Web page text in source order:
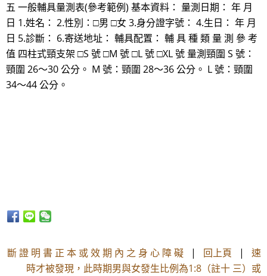
五 一般輔具量測表(參考範例) 基本資料： 量測日期： 年 月
日 1.姓名： 2.性別：□男 □女 3.身分證字號： 4.生日： 年 月
日 5.診斷： 6.寄送地址： 輔具配置： 輔 具 種 類 量 測 參 考
值 四柱式頸支架 □S 號 □M 號 □L 號 □XL 號 量測頸圍 S 號：
頸圍 26～30 公分。 M 號：頸圍 28～36 公分。 L 號：頸圍
34～44 公分。
斷 證 明 書 正 本 或 效 期 內 之 身 心 障 礙 | 回上頁 | 速
時才被發現，此時期男與女發生比例為1:8（註十 三）或